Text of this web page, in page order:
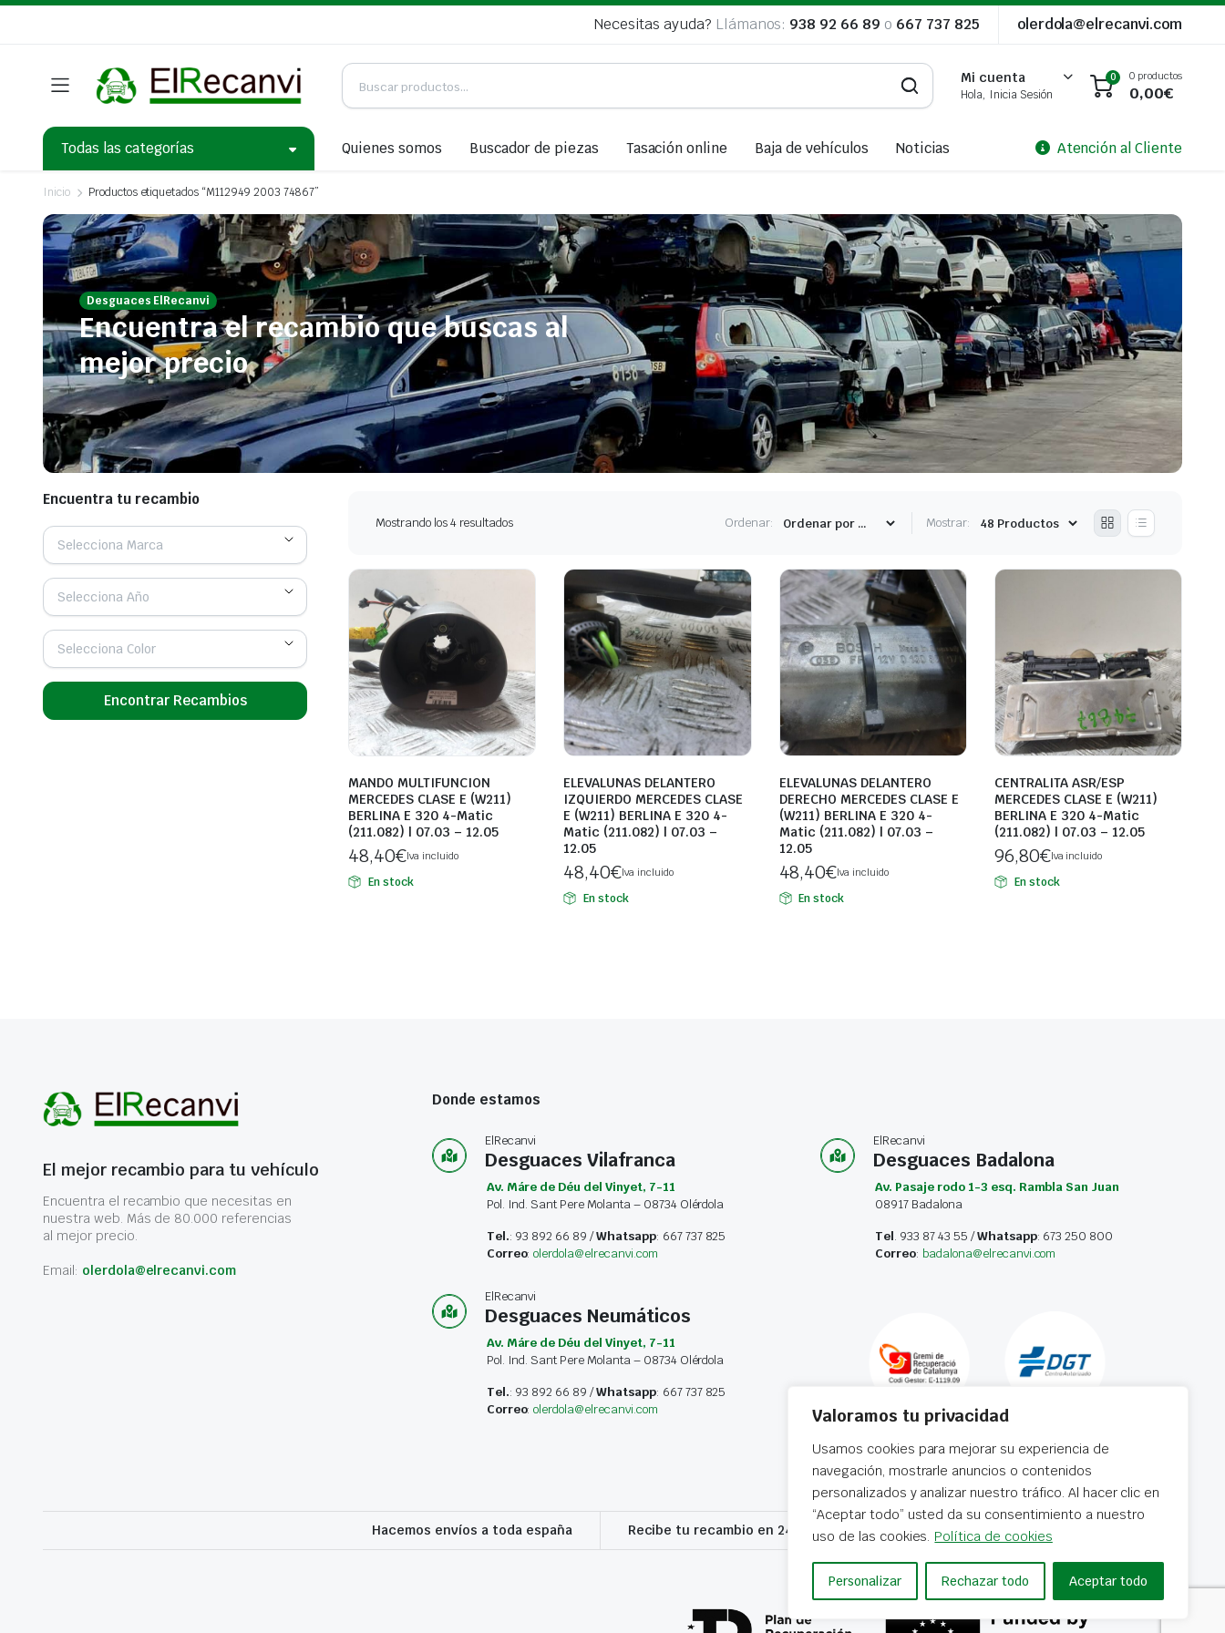
Valoramos tu privacidad
Usamos cookies para mejorar su experiencia de
navegación, mostrarle anuncios o contenidos
personalizados y analizar nuestro tráfico. Al hacer clic en
“Aceptar todo” usted da su consentimiento a nuestro
uso de las cookies. Política de cookies
Personalizar Rechazar todo Aceptar todo
Necesitas ayuda? Llámanos: 938 92 66 89 o 667 737 825 olerdola@elrecanvi.com
Mi cuenta
Hola, Inicia Sesión
0 0 productos
0,00€
Todas las categorías Quienes somos Buscador de piezas Tasación online Baja de vehículos Noticias Atención al Cliente
Inicio Productos etiquetados “M112949 2003 74867”
Desguaces ElRecanvi
Encuentra el recambio que buscas al
mejor precio
Mostrando los 4 resultadosOrdenado
últimos
Ordenar: Mostrar:
MANDO MULTIFUNCION
MERCEDES CLASE E (W211)
BERLINA E 320 4-Matic
(211.082) | 07.03 – 12.05
48,40€Iva incluido
En stock
ELEVALUNAS DELANTERO
IZQUIERDO MERCEDES CLASE
E (W211) BERLINA E 320 4-
Matic (211.082) | 07.03 –
12.05
48,40€Iva incluido
En stock
ELEVALUNAS DELANTERO
DERECHO MERCEDES CLASE E
(W211) BERLINA E 320 4-
Matic (211.082) | 07.03 –
12.05
48,40€Iva incluido
En stock
CENTRALITA ASR/ESP
MERCEDES CLASE E (W211)
BERLINA E 320 4-Matic
(211.082) | 07.03 – 12.05
96,80€Iva incluido
En stock
Encuentra tu recambio
Selecciona Marca
Selecciona Año
Selecciona Color
Encontrar Recambios
El mejor recambio para tu vehículo
Encuentra el recambio que necesitas en
nuestra web. Más de 80.000 referencias
al mejor precio.
Email: olerdola@elrecanvi.com
Donde estamos
ElRecanvi
Desguaces Vilafranca
Av. Máre de Déu del Vinyet, 7-11
Pol. Ind. Sant Pere Molanta – 08734 Olérdola
Tel.: 93 892 66 89 /Whatsapp: 667 737 825
Correo:olerdola@elrecanvi.com
ElRecanvi
Desguaces Neumáticos
Av. Máre de Déu del Vinyet, 7-11
Pol. Ind. Sant Pere Molanta – 08734 Olérdola
Tel.: 93 892 66 89 /Whatsapp: 667 737 825
Correo:olerdola@elrecanvi.com
ElRecanvi
Desguaces Badalona
Av. Pasaje rodo 1-3 esq. Rambla San Juan
08917 Badalona
Tel. 933 87 43 55 /Whatsapp: 673 250 800
Correo: badalona@elrecanvi.com
Hacemos envíos a toda españa Recibe tu recambio en 24-72 horas